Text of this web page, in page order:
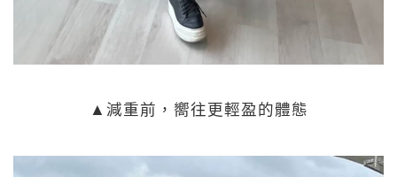
▲減重前，嚮往更輕盈的體態